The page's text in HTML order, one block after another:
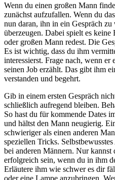
Wenn du einen großen Mann
zunächst aufzufallen. Wenn du
nun daran, ihn in ein Gespräch
überzeugen. Dabei spielt es
oder großen Mann redest. Die
Es ist wichtig, dass du ihm
interessierst. Frage nach, wenn er
seinen Job erzählt. Das gibt ihm
verstanden und begehrt.
Gib in einem ersten Gespräch
schließlich aufregend bleiben.
So hast du für kommende Dates
und hältst den Mann neugierig.
schwieriger als einen anderen
speziellen Tricks.
bei anderen Männern. Nur
erfolgreich sein, wenn du in ihm
Erläutere ihm wie schwer es dir
oder eine Lampe anzubringen.